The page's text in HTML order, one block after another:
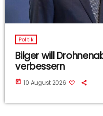
Politik
Bilger will
verbessern
today 10 August 2026